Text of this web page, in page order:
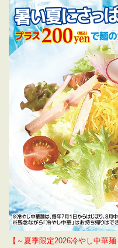
【～夏季限定2026冷やし中華麺